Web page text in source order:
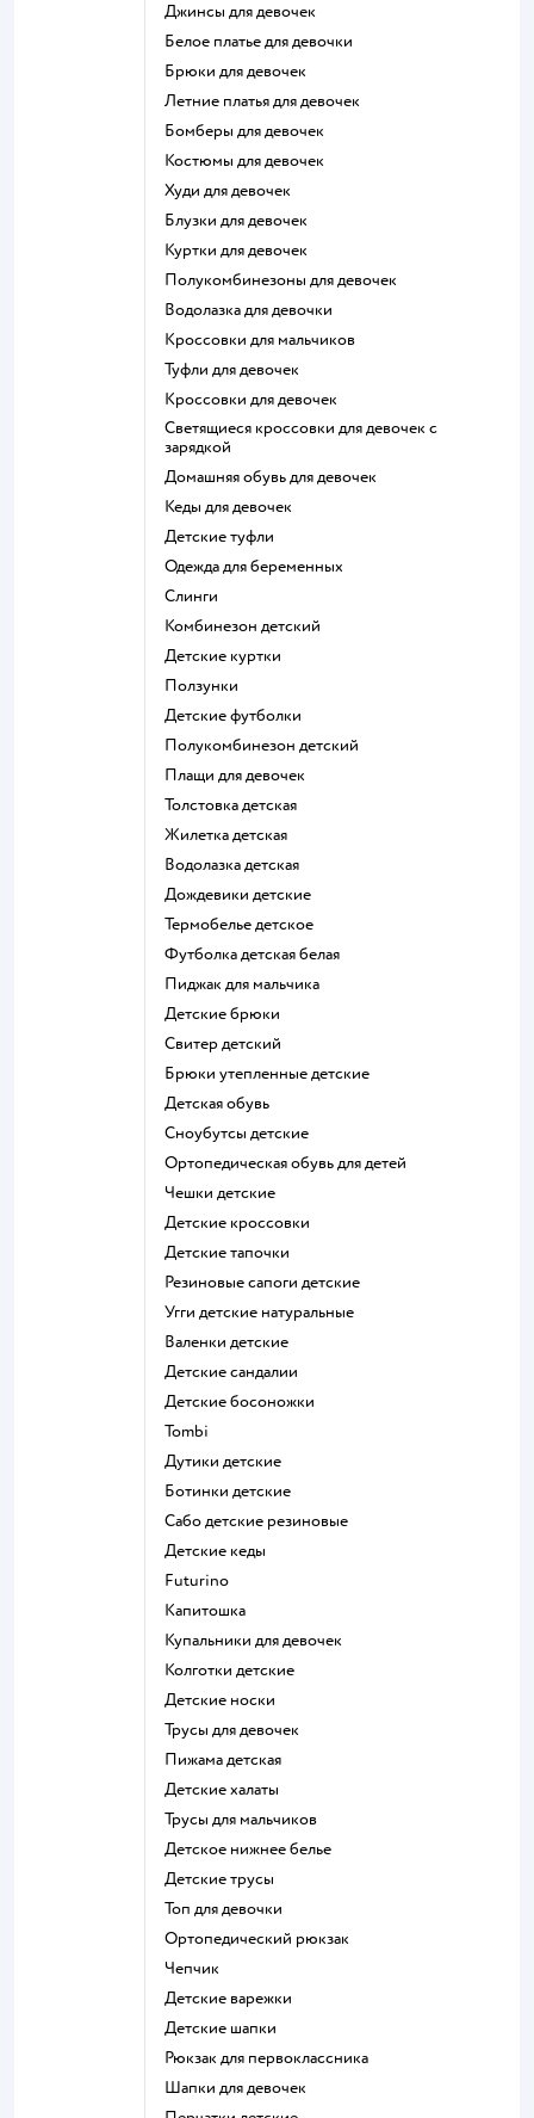
Джинсы для девочек
Белое платье для девочки
Брюки для девочек
Летние платья для девочек
Бомберы для девочек
Костюмы для девочек
Худи для девочек
Блузки для девочек
Куртки для девочек
Полукомбинезоны для девочек
Водолазка для девочки
Кроссовки для мальчиков
Туфли для девочек
Кроссовки для девочек
Светящиеся кроссовки для девочек с
зарядкой
Домашняя обувь для девочек
Кеды для девочек
Детские туфли
Одежда для беременных
Слинги
Комбинезон детский
Детские куртки
Ползунки
Детские футболки
Полукомбинезон детский
Плащи для девочек
Толстовка детская
Жилетка детская
Водолазка детская
Дождевики детские
Термобелье детское
Футболка детская белая
Пиджак для мальчика
Детские брюки
Свитер детский
Брюки утепленные детские
Детская обувь
Сноубутсы детские
Ортопедическая обувь для детей
Чешки детские
Детские кроссовки
Детские тапочки
Резиновые сапоги детские
Угги детские натуральные
Валенки детские
Детские сандалии
Детские босоножки
Tombi
Дутики детские
Ботинки детские
Сабо детские резиновые
Детские кеды
Futurino
Капитошка
Купальники для девочек
Колготки детские
Детские носки
Трусы для девочек
Пижама детская
Детские халаты
Трусы для мальчиков
Детское нижнее белье
Детские трусы
Топ для девочки
Ортопедический рюкзак
Чепчик
Детские варежки
Детские шапки
Рюкзак для первоклассника
Шапки для девочек